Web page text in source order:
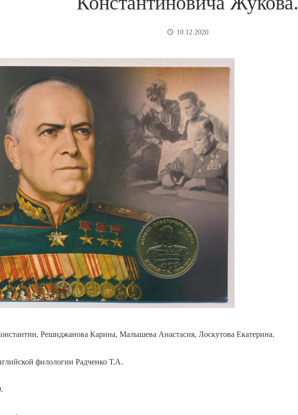
10.12.2020
Решиджанова Карина, Малышева Анастасия, Лоскутова Екатерина.
филологии Радченко Т.А.